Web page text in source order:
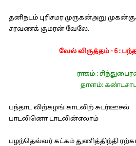
தனிநடம் புரிசமர முருகன்அறு
சரவணக் குமரன் வேலே.
வேல் விருத்தம் - 6 :
ராகம் :
தாளம்:
பந்தாட லிற்கழங் காடலிற் சுடர்ஊசல்
பாடலினொ டாடலின்எலாம்
பழந்தெவ்வர் கட்கம் துணித்திந்தி